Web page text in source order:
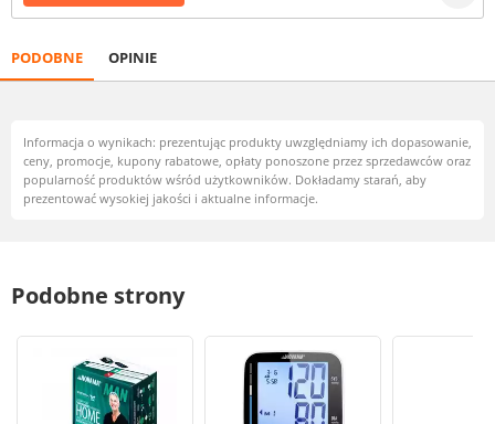
PODOBNE OPINIE
Informacja o wynikach: prezentując produkty uwzględniamy ich dopasowanie,
ceny, promocje, kupony rabatowe, opłaty ponoszone przez sprzedawców oraz
popularność produktów wśród użytkowników. Dokładamy starań, aby
prezentować wysokiej jakości i aktualne informacje.
Podobne strony